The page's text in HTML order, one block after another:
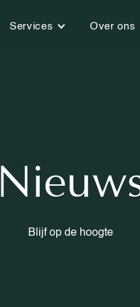
Services Over ons
Blijf op de hoogte